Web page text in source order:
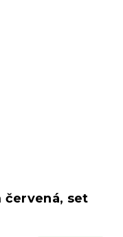
červená, set